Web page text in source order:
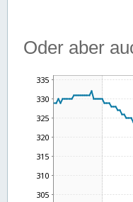
Oder aber